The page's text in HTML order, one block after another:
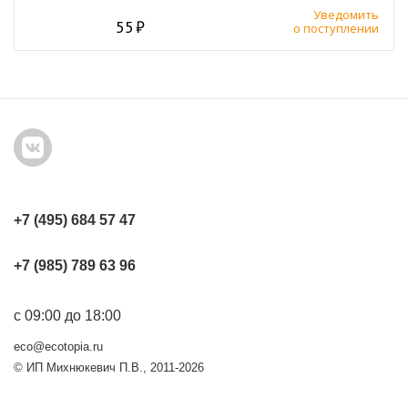
55
Уведомить
о поступлении
+7 (495) 684 57 47
+7 (985) 789 63 96
с 09:00 до 18:00
eco@ecotopia.ru
© ИП Михнюкевич П.В., 2011-2026